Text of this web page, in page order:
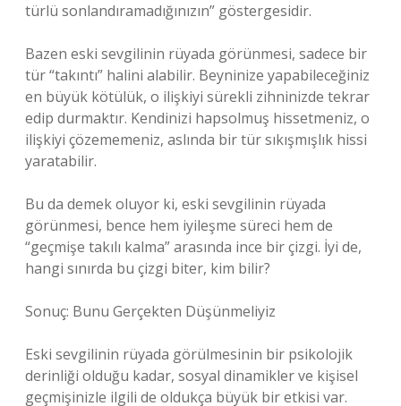
türlü sonlandıramadığınızın” göstergesidir.
Bazen eski sevgilinin rüyada görünmesi, sadece bir
tür “takıntı” halini alabilir. Beyninize yapabileceğiniz
en büyük kötülük, o ilişkiyi sürekli zihninizde tekrar
edip durmaktır. Kendinizi hapsolmuş hissetmeniz, o
ilişkiyi çözememeniz, aslında bir tür sıkışmışlık hissi
yaratabilir.
Bu da demek oluyor ki, eski sevgilinin rüyada
görünmesi, bence hem iyileşme süreci hem de
“geçmişe takılı kalma” arasında ince bir çizgi. İyi de,
hangi sınırda bu çizgi biter, kim bilir?
Sonuç: Bunu Gerçekten Düşünmeliyiz
Eski sevgilinin rüyada görülmesinin bir psikolojik
derinliği olduğu kadar, sosyal dinamikler ve kişisel
geçmişinizle ilgili de oldukça büyük bir etkisi var.